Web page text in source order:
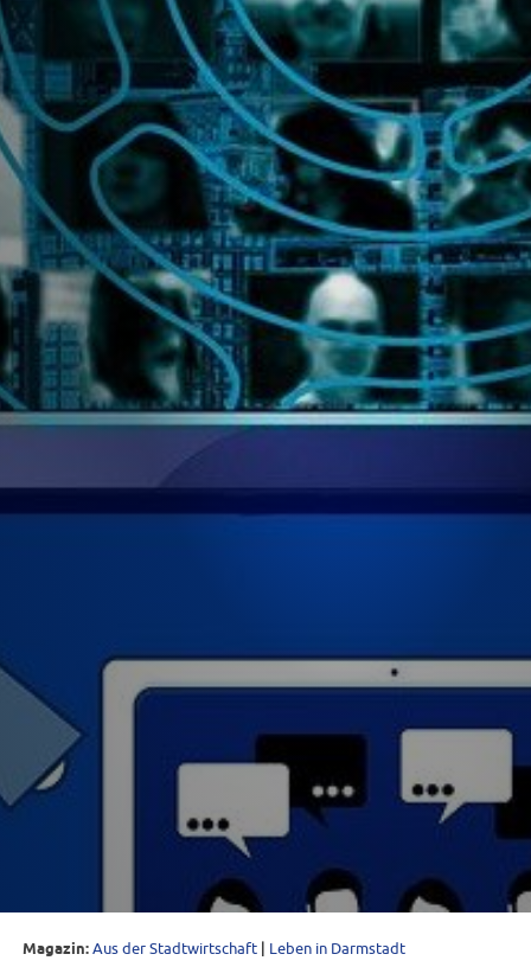
Magazin:Aus der Stadtwirtschaft Leben in Darmstadt